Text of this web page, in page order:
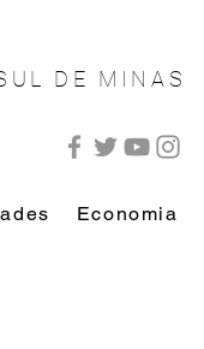
DE MINAS
Economia